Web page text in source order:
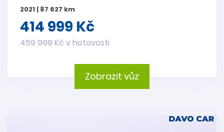
2021 | 87 627 km
414 999 Kč
459 999 Kč v hotovosti
Zobrazit vůz